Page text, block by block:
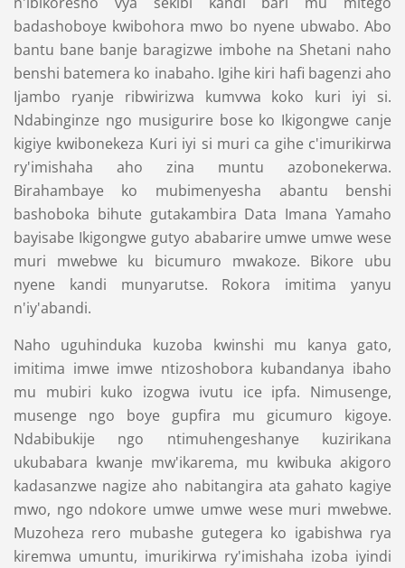
badashoboye kwibohora mwo bo nyene ubwabo. Abo
bantu bane banje baragizwe imbohe na Shetani naho
benshi batemera ko inabaho. Igihe kiri hafi bagenzi aho
Ijambo ryanje ribwirizwa kumvwa koko kuri iyi si.
Ndabinginze ngo musigurire bose ko Ikigongwe canje
kigiye kwibonekeza Kuri iyi si muri ca gihe c'imurikirwa
ry'imishaha aho zina muntu azobonekerwa.
Birahambaye ko mubimenyesha abantu benshi
bashoboka bihute gutakambira Data Imana Yamaho
bayisabe Ikigongwe gutyo ababarire umwe umwe wese
muri mwebwe ku bicumuro mwakoze. Bikore ubu
nyene kandi munyarutse. Rokora imitima yanyu
n'iy'abandi.
Naho uguhinduka kuzoba kwinshi mu kanya gato,
imitima imwe imwe ntizoshobora kubandanya ibaho
mu mubiri kuko izogwa ivutu ice ipfa. Nimusenge,
musenge ngo boye gupfira mu gicumuro kigoye.
Ndabibukije ngo ntimuhengeshanye kuzirikana
ukubabara kwanje mw'ikarema, mu kwibuka akigoro
kadasanzwe nagize aho nabitangira ata gahato kagiye
mwo, ngo ndokore umwe umwe wese muri mwebwe.
Muzoheza rero mubashe gutegera ko igabishwa rya
kiremwa umuntu, imurikirwa ry'imishaha izoba iyindi